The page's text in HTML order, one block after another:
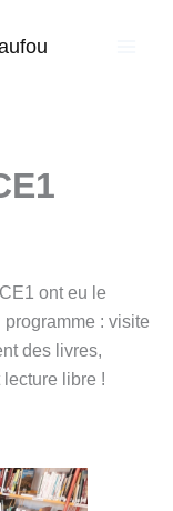
ont eu le
: visite
des livres,
lecture libre !